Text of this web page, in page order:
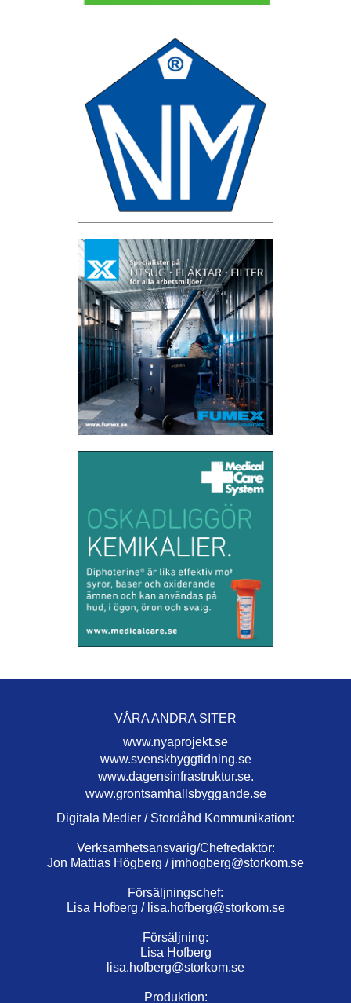
VÅRA ANDRA SITER
www.nyaprojekt.se
www.svenskbyggtidning.se
www.dagensinfrastruktur.se.
www.grontsamhallsbyggande.se
Digitala Medier / Stordåhd Kommunikation:
Verksamhetsansvarig/Chefredaktör:
Jon Mattias Högberg / jmhogberg@storkom.se
Försäljningschef:
Lisa Hofberg / lisa.hofberg@storkom.se
Försäljning:
Lisa Hofberg
lisa.hofberg@storkom.se
Produktion: